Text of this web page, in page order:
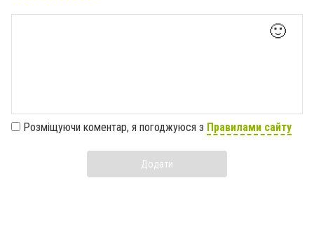
🙂
Розміщуючи коментар, я погоджуюся з Правилами сайту
Додати